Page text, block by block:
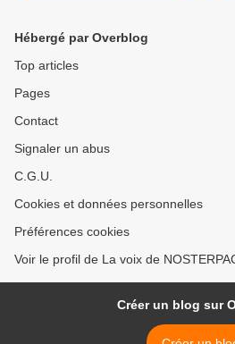
Hébergé par Overblog
Top articles
Pages
Contact
Signaler un abus
C.G.U.
Cookies et données personnelles
Préférences cookies
Voir le profil de La voix de
Créer un blog sur